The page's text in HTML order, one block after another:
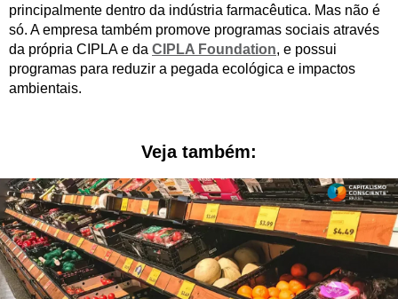
principalmente dentro da indústria farmacêutica. Mas não é
só. A empresa também promove programas sociais através
da própria CIPLA e da CIPLA Foundation, e possui
programas para reduzir a pegada ecológica e impactos
ambientais.
Veja também: